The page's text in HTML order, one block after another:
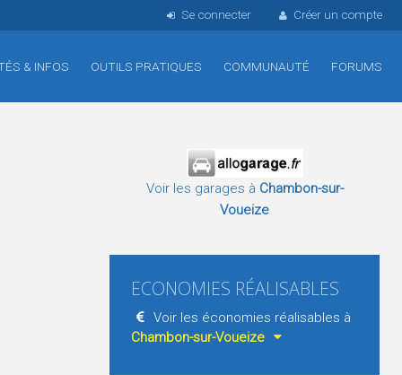
Se connecter Créer un compte
& INFOS OUTILS PRATIQUES COMMUNAUTÉ FORUMS
Voir les garages à Chambon-sur-
Voueize
ECONOMIES RÉALISABLES
Voir les économies réalisables à
Chambon-sur-Voueize